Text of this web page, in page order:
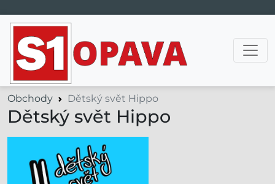
Hlavní navigace
Obchody Dětský svět Hippo
Dětský svět Hippo